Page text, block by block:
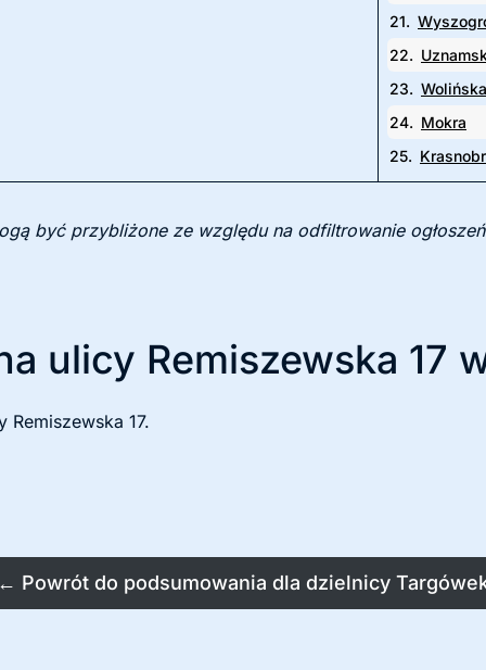
21.
22.
23. Wolińska
24. Mokra
25.
być przybliżone ze względu na odfiltrowanie
ulicy Remiszewska 17
Remiszewska 17.
Powrót do podsumowania dla dzielnicy